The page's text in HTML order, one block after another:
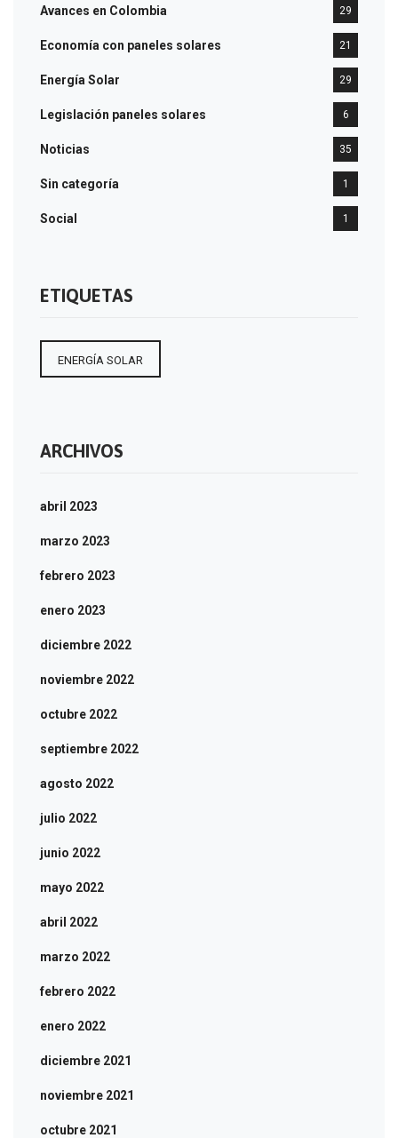
Avances en Colombia 29
Economía con paneles solares 21
Energía Solar 29
Legislación paneles solares 6
Noticias 35
Sin categoría 1
Social 1
ETIQUETAS
ENERGÍA SOLAR
ARCHIVOS
abril 2023
marzo 2023
febrero 2023
enero 2023
diciembre 2022
noviembre 2022
octubre 2022
septiembre 2022
agosto 2022
julio 2022
junio 2022
mayo 2022
abril 2022
marzo 2022
febrero 2022
enero 2022
diciembre 2021
noviembre 2021
octubre 2021